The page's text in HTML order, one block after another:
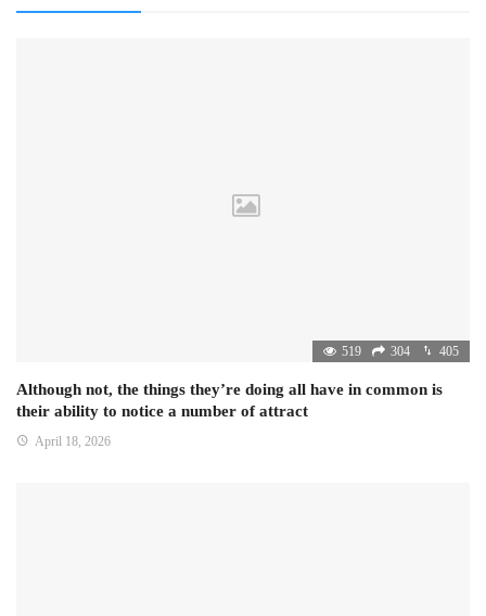
519 304 405
Although not, the things they’re doing all have in common is
their ability to notice a number of attract
April 18, 2026